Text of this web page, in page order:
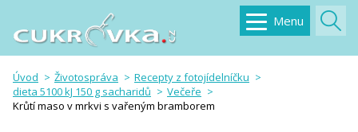
Menu
Úvod Životospráva
Recepty z fotojídelníčku
dieta 5100 kJ 150 g sacharidů
Večeře
Krůtí maso v mrkvi s vařeným bramborem